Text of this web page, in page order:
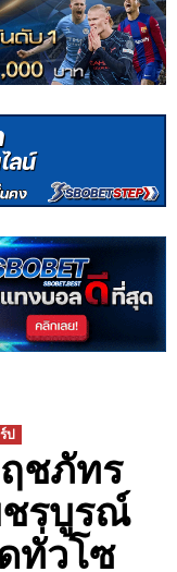
ป
ชภัทร
ชรบูรณ์
ทั่วโซ